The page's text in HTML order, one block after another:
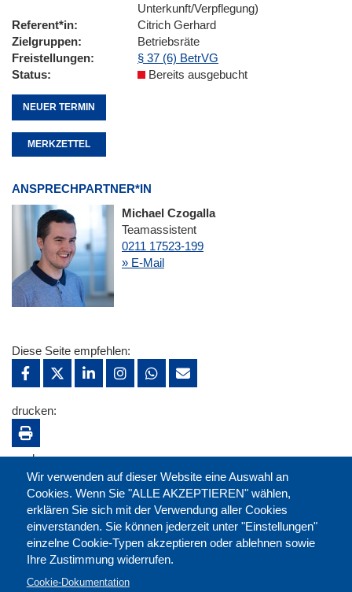
Unterkunft/Verpflegung)
Referent*in
Citrich Gerhard
Zielgruppen
Betriebsräte
Freistellungen
§ 37 (6) BetrVG
Status
Bereits ausgebucht
NEUER TERMIN
MERKZETTEL
ANSPRECHPARTNER*IN
Michael Czogalla
Teamassistent
0211 17523-199
» E-Mail
Wir verwenden auf dieser Website eine Auswahl an
Cookies. Wenn Sie "ALLE AKZEPTIEREN" wählen,
erklären Sie sich mit der Verwendung aller Cookies
einverstanden. Sie können jederzeit unter "Einstellungen"
einzelne Cookie-Typen akzeptieren oder ablehnen sowie
Ihre Zustimmung widerrufen.
Cookie-Dokumentation
Diese Seite empfehlen:
drucken:
merken: